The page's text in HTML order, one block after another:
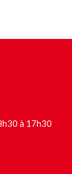
à 17h30